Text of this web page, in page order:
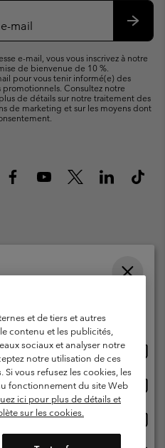
e-mail, vous vous inscrivez à notre
de bienvenue de 10 %.
pour vous tenir informé(e) des
Consultez notre
de détails sur notre traitement des
de marketing et sur les moyens dont
Sarl. Avenue des Morgines, 12
par l'utilisateur
Impressum
et de tiers et autres
contenu et les publicités,
sociaux et analyser notre
notre utilisation de ces
vous refusez les cookies, les
fonctionnement du site Web
ici pour plus de détails et
sur les cookies.
ligne disponibles
ligne
ligne